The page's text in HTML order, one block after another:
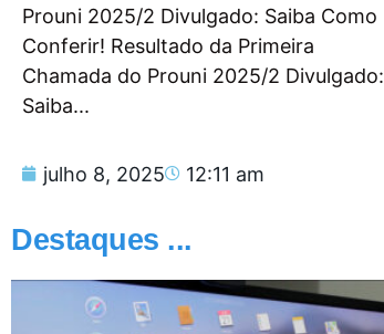
Prouni 2025/2 Divulgado: Saiba Como
Conferir! Resultado da Primeira
Chamada do Prouni 2025/2 Divulgado:
Saiba...
julho 8, 2025 12:11 am
Destaques ...